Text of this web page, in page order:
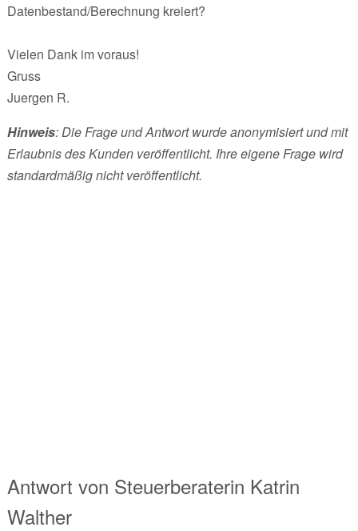
Datenbestand/Berechnung kreiert?
Vielen Dank im voraus!
Gruss
Juergen R.
Hinweis: Die Frage und Antwort wurde anonymisiert und mit
Erlaubnis des Kunden veröffentlicht. Ihre eigene Frage wird
standardmäßig nicht veröffentlicht.
Antwort von Steuerberaterin Katrin
Walther